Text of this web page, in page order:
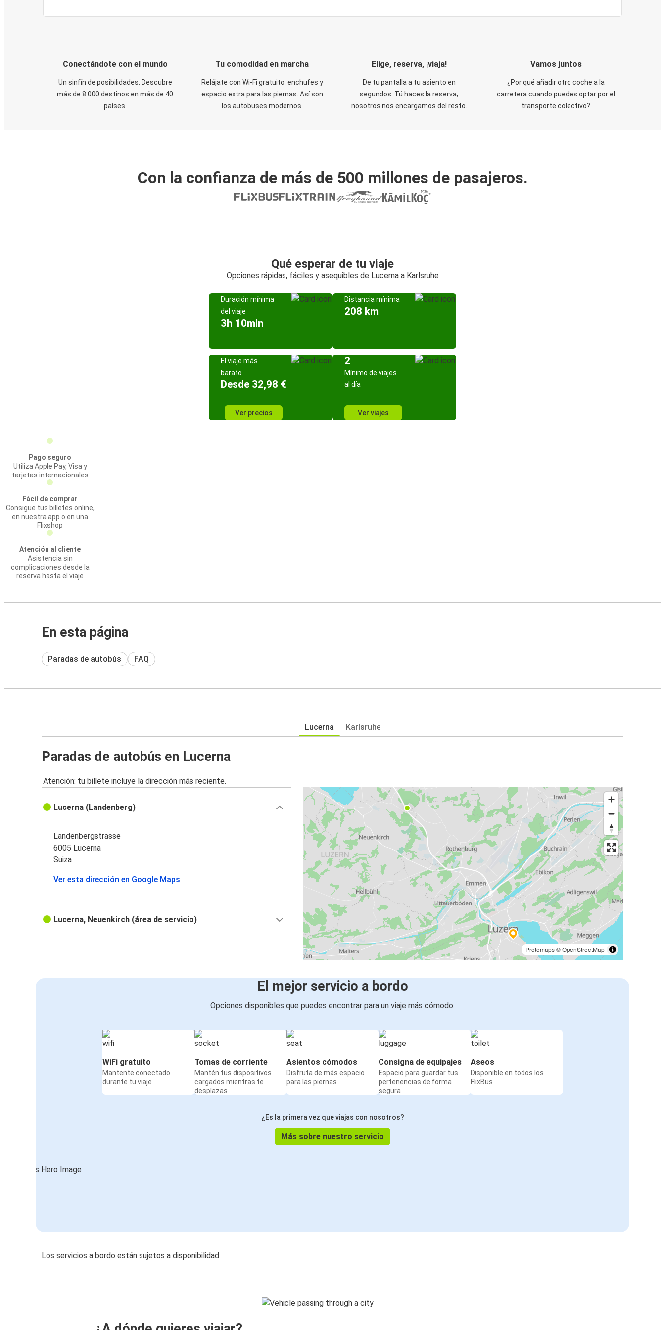
Conectándote con el mundo
Un sinfín de posibilidades. Descubre
más de 8.000 destinos en más de 40
países.
Tu comodidad en marcha
Relájate con Wi-Fi gratuito, enchufes y
espacio extra para las piernas. Así son
los autobuses modernos.
Elige, reserva, ¡viaja!
De tu pantalla a tu asiento en
segundos. Tú haces la reserva,
nosotros nos encargamos del resto.
Vamos juntos
¿Por qué añadir otro coche a la
carretera cuando puedes optar por el
transporte colectivo?
Con la confianza de más de 500 millones de pasajeros.
Qué esperar de tu viaje
Opciones rápidas, fáciles y asequibles de Lucerna a Karlsruhe
Duración mínima
del viaje
3h 10min
Distancia mínima
208 km
El viaje más
barato
Desde 32,98 €
Ver precios
2
Mínimo de viajes
al día
Ver viajes
Pago seguro
Utiliza Apple Pay, Visa y
tarjetas internacionales
Fácil de comprar
Consigue tus billetes online,
en nuestra app o en una
Flixshop
Atención al cliente
Asistencia sin
complicaciones desde la
reserva hasta el viaje
En esta página
Paradas de autobús FAQ
Lucerna Karlsruhe
Paradas de autobús en Lucerna
Atención: tu billete incluye la dirección más reciente.
Protomaps©OpenStreetMap
Lucerna (Landenberg)
Landenbergstrasse
6005 Lucerna
Suiza
Ver esta dirección en Google Maps
Lucerna, Neuenkirch (área de servicio)
El mejor servicio a bordo
Opciones disponibles que puedes encontrar para un viaje más cómodo:
WiFi gratuito
Mantente conectado
durante tu viaje
Tomas de corriente
Mantén tus dispositivos
cargados mientras te
desplazas
Asientos cómodos
Disfruta de más espacio
para las piernas
Consigna de equipajes
Espacio para guardar tus
pertenencias de forma
segura
Aseos
Disponible en todos los
FlixBus
¿Es la primera vez que viajas con nosotros?
Más sobre nuestro servicio
Los servicios a bordo están sujetos a disponibilidad